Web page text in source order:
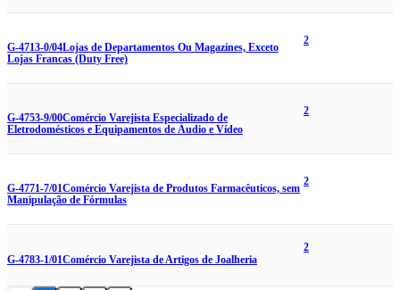
G-4713-0/04Lojas de Departamentos Ou Magazines, Exceto
Lojas Francas (Duty Free)
2
G-4753-9/00Comércio Varejista Especializado de
Eletrodomésticos e Equipamentos de Áudio e Vídeo
2
G-4771-7/01Comércio Varejista de Produtos Farmacêuticos, sem
Manipulação de Fórmulas
2
G-4783-1/01Comércio Varejista de Artigos de Joalheria
2